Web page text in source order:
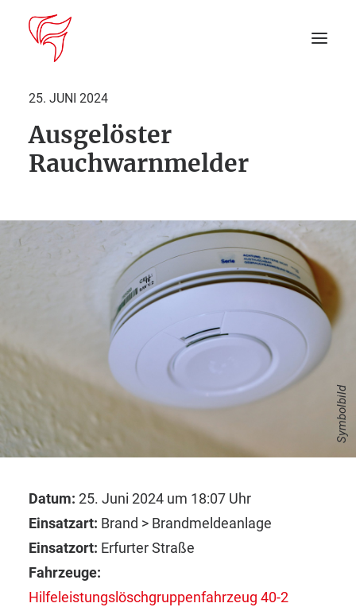
Startseite
DEIN EINSATZ
Suche
25. JUNI 2024
Ausgelöster
Rauchwarnmelder
Symbolbild
Datum: 25. Juni 2024 um 18:07 Uhr
Einsatzart: Brand > Brandmeldeanlage
Einsatzort: Erfurter Straße
Fahrzeuge:
Hilfeleistungslöschgruppenfahrzeug 40-2